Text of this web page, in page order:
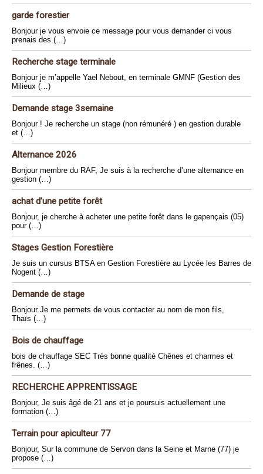
garde forestier
Bonjour je vous envoie ce message pour vous demander ci vous
prenais des (…)
Recherche stage terminale
Bonjour je m’appelle Yael Nebout, en terminale GMNF (Gestion des
Milieux (…)
Demande stage 3semaine
Bonjour ! Je recherche un stage (non rémunéré ) en gestion durable
et (…)
Alternance 2026
Bonjour membre du RAF, Je suis à la recherche d’une alternance en
gestion (…)
achat d’une petite forêt
Bonjour, je cherche à acheter une petite forêt dans le gapençais (05)
pour (…)
Stages Gestion Forestière
Je suis un cursus BTSA en Gestion Forestière au Lycée les Barres de
Nogent (…)
Demande de stage
Bonjour Je me permets de vous contacter au nom de mon fils,
Thaïs (…)
Bois de chauffage
bois de chauffage SEC Très bonne qualité Chênes et charmes et
frênes. (…)
RECHERCHE APPRENTISSAGE
Bonjour, Je suis âgé de 21 ans et je poursuis actuellement une
formation (…)
Terrain pour apiculteur 77
Bonjour, Sur la commune de Servon dans la Seine et Marne (77) je
propose (…)